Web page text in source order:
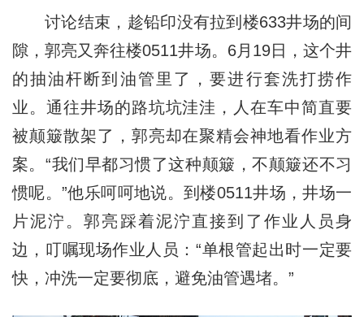
讨论结束，趁铅印没有拉到楼633井场的间
隙，郭亮又奔往楼0511井场。6月19日，这个井
的抽油杆断到油管里了，要进行套洗打捞作
业。通往井场的路坑坑洼洼，人在车中简直要
被颠簸散架了，郭亮却在聚精会神地看作业方
案。“我们早都习惯了这种颠簸，不颠簸还不习
惯呢。”他乐呵呵地说。到楼0511井场，井场一
片泥泞。郭亮踩着泥泞直接到了作业人员身
边，叮嘱现场作业人员：“单根管起出时一定要
快，冲洗一定要彻底，避免油管遇堵。”